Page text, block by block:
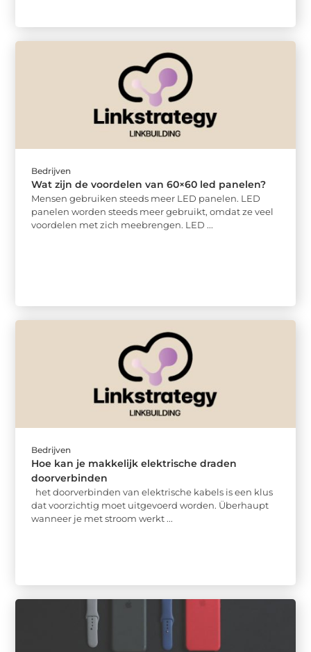
Bedrijven
Wat zijn de voordelen van 60×60 led panelen?
Mensen gebruiken steeds meer LED panelen. LED
panelen worden steeds meer gebruikt, omdat ze veel
voordelen met zich meebrengen. LED ...
Bedrijven
Hoe kan je makkelijk elektrische draden
doorverbinden
het doorverbinden van elektrische kabels is een klus
dat voorzichtig moet uitgevoerd worden. Überhaupt
wanneer je met stroom werkt ...